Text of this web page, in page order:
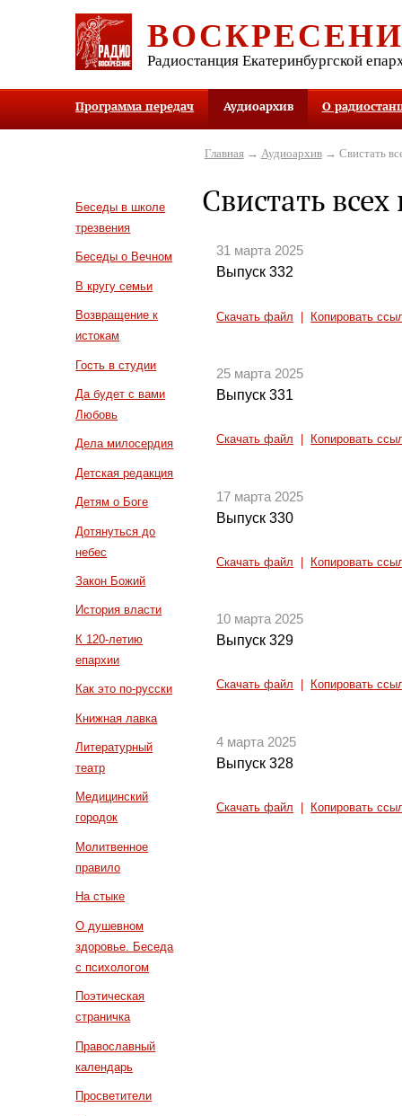
Радиостанция Екатеринбургской
Программа передач Аудиоархив О
Беседы в школе
трезвения
Беседы о Вечном
В кругу семьи
Возвращение к
истокам
Гость в студии
Да будет с вами
Любовь
Дела милосердия
Детская редакция
Детям о Боге
Дотянуться до
небес
Закон Божий
История власти
К 120-летию
епархии
Как это по-русски
Книжная лавка
Литературный
театр
Медицинский
городок
Молитвенное
правило
На стыке
О душевном
здоровье. Беседа
с психологом
Поэтическая
страничка
Православный
календарь
Просветители
Главная→ Аудиоархив→ Свистать
Свистать
31 марта 2025
Выпуск 332
Скачать файл Копировать
25 марта 2025
Выпуск 331
Скачать файл Копировать
17 марта 2025
Выпуск 330
Скачать файл Копировать
10 марта 2025
Выпуск 329
Скачать файл Копировать
4 марта 2025
Выпуск 328
Скачать файл Копировать